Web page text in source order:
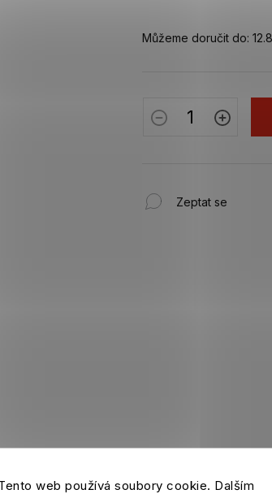
web používá soubory cookie. Dalším
cena:
Můžeme doručit do:
Zeptat se